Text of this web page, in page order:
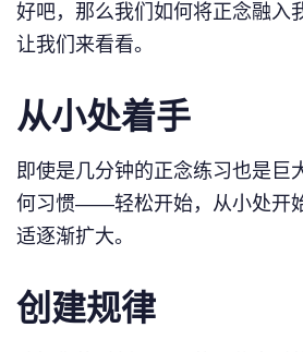
好吧，那么我们如何将正念融入
让我们来看看。
从小处着手
即使是几分钟的正念练习也是巨
何习惯——轻松开始，从小处开
适逐渐扩大。
创建规律